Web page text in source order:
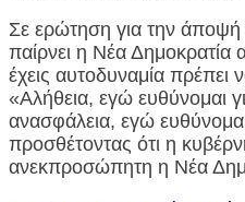
Σε ερώτηση για την
παίρνει η Νέα
έχεις αυτοδυναμία
«Αλήθεια, εγώ ευθύνομαι
ανασφάλεια, εγώ
προσθέτοντας ότι η
ανεκπροσώπητη η Νέα